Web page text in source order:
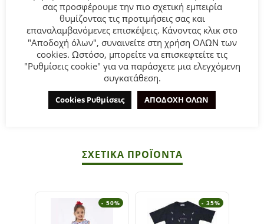
Παιδικό φόρεμα for Funky Kids για κορίτσι από 1 έως 6
ετών σε πράσινο εμπριμέ χρώμα.
Σύνθεση:100% POLYESTER.
ΣΥΜΒΟΥΛΕΣ
Πλένεται στο πλυντήριο στους 30°C.
ΣΧΕΤΙΚΆ ΠΡΟΪΌΝΤΑ
- 50% - 35%
σας προσφέρουμε την πιο σχετική εμπειρία
θυμίζοντας τις προτιμήσεις σας και
επαναλαμβανόμενες επισκέψεις. Κάνοντας κλικ στο
"Αποδοχή όλων", συναινείτε στη χρήση ΟΛΩΝ των
cookies. Ωστόσο, μπορείτε να επισκεφτείτε τις
"Ρυθμίσεις cookie" για να παράσχετε μια ελεγχόμενη
συγκατάθεση.
Cookies Ρυθμίσεις ΑΠΟΔΟΧΗ ΟΛΩΝ